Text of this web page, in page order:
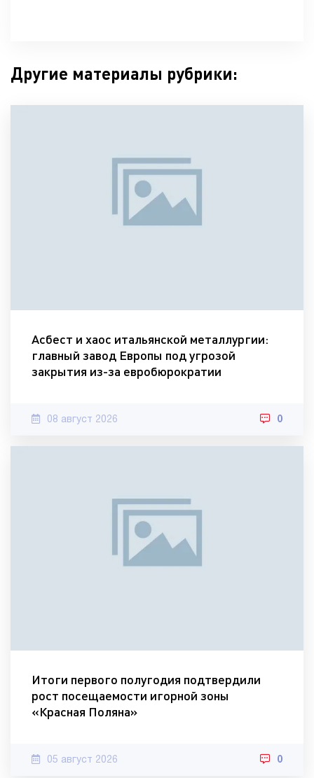
Другие материалы рубрики:
Асбест и хаос итальянской металлургии:
главный завод Европы под угрозой
закрытия из-за евробюрократии
08 август 2026 0
Итоги первого полугодия подтвердили
рост посещаемости игорной зоны
«Красная Поляна»
05 август 2026 0